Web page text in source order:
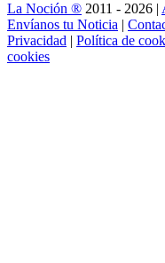
La Noción ® 2011 - 2026 |
Envíanos tu Noticia |
Privacidad | Política de
cookies